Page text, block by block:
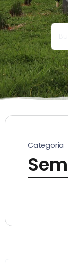
Categoria